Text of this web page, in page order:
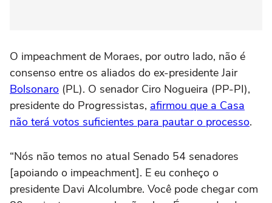
O impeachment de Moraes, por outro lado, não é
consenso entre os aliados do ex-presidente Jair
Bolsonaro (PL). O senador Ciro Nogueira (PP-PI),
presidente do Progressistas, afirmou que a Casa
não terá votos suficientes para pautar o processo.
“Nós não temos no atual Senado 54 senadores
[apoiando o impeachment]. E eu conheço o
presidente Davi Alcolumbre. Você pode chegar com